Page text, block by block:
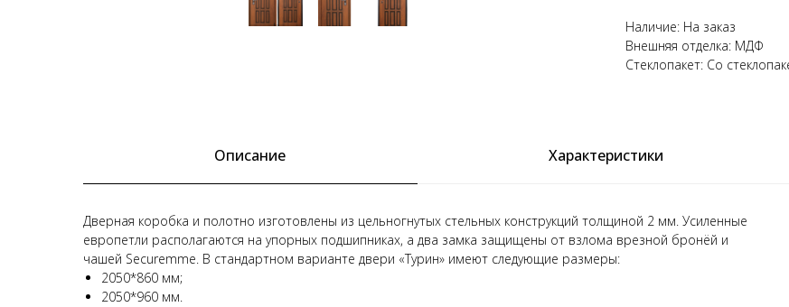
Наличие: На заказ
Внешняя отделка: МДФ
Стеклопакет: Со
Описание Характеристики
Дверная коробка и полотно изготовлены из цельногнутых стельных конструкций толщиной 2 мм. Усиленные
европетли располагаются на упорных подшипниках, а два замка защищены от взлома врезной бронёй и
чашей Securemme. В стандартном варианте двери «Турин» имеют следующие размеры:
2050*860 мм;
2050*960 мм.